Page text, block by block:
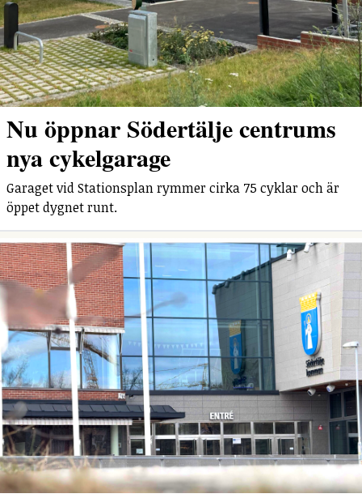
Nu öppnar Södertälje centrums
nya cykelgarage
Garaget vid Stationsplan rymmer cirka 75 cyklar och är
öppet dygnet runt.